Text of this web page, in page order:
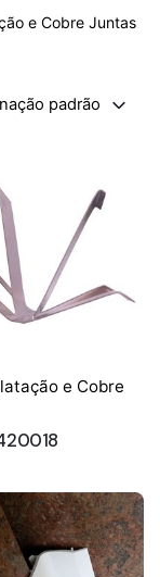
e Cobre Juntas
padrão
e Cobre